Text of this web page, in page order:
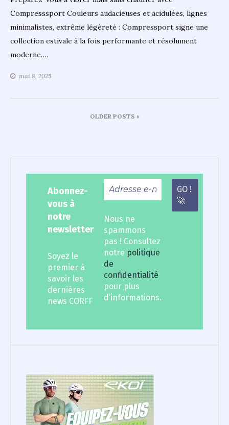
Compresssport Couleurs audacieuses et acidulées, lignes
minimalistes, extrême légèreté : Compressport signe une
collection estivale à la fois performante et résolument
moderne….
mai 8, 2025
Navigation
OLDER POSTS »
Abonnez-
vous à
notre
newsletter
Soyez le
premier à
savoir les
dernières
news CORFF
Nous ne
spammons
pas ! Consultez
notre politique
de
confidentialité
pour plus
d’informations.